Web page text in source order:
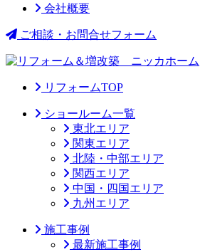
会社概要
ご相談・お問合せフォーム
リフォームTOP
ショールーム一覧
東北エリア
関東エリア
北陸・中部エリア
関西エリア
中国・四国エリア
九州エリア
施工事例
最新施工事例